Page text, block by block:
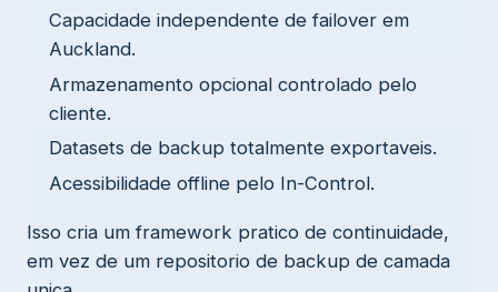
Capacidade independente de failover em
Auckland.
Armazenamento opcional controlado pelo
cliente.
Datasets de backup totalmente exportaveis.
Acessibilidade offline pelo In-Control.
Isso cria um framework pratico de continuidade,
em vez de um repositorio de backup de camada